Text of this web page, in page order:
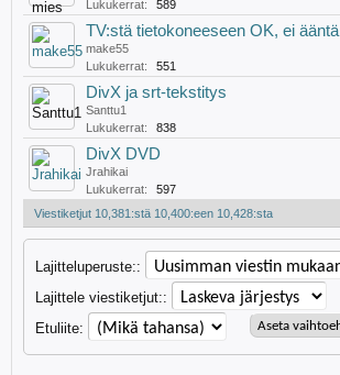
Lukukerrat:
589
TV:stä tietokoneeseen OK, ei ääntä
make55
Lukukerrat:
551
DivX ja srt-tekstitys
Santtu1
Lukukerrat:
838
DivX DVD
Jrahikai
Lukukerrat:
597
Viestiketjut 10,381:stä 10,400:een 10,428:sta
Lajitteluperuste::
Lajittele viestiketjut::
Etuliite: